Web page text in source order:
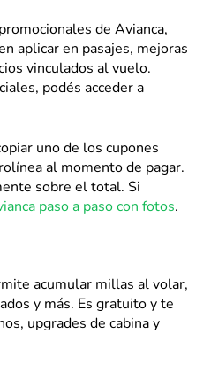
de Avianca,
aplicar en pasajes, mejoras
vinculados al vuelo.
podés acceder a
uno de los cupones
al momento de pagar.
sobre el total. Si
paso a paso con fotos.
acumular millas al volar,
y más. Es gratuito y te
upgrades de cabina y